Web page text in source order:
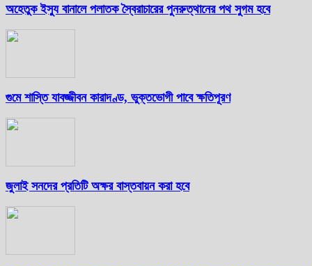
অহেতুক ইস্যু বানালে পলাতক স্বৈরাচারের পুনরুত্থানের পথ সুগম হবে
গুমে শাস্তি যাবজ্জীবন কারাদণ্ড, ভুক্তভোগী পাবে ক্ষতিপূরণ
জুলাই সনদের প্রতিটি অক্ষর বাস্তবায়ন করা হবে